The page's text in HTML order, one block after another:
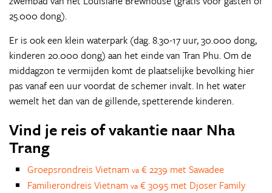
25.000 dong).
Er is ook een klein waterpark (dag. 8.30-17 uur, 30.000 dong,
kinderen 20.000 dong) aan het einde van Tran Phu. Om de
middagzon te vermijden komt de plaatselijke bevolking hier
pas vanaf een uur voordat de schemer invalt. In het water
wemelt het dan van de gillende, spetterende kinderen.
Vind je reis of vakantie naar Nha
Trang
Groepsrondreis Vietnam va € 2239 met Sawadee
Familierondreis Vietnam va € 3095 met Djoser Family